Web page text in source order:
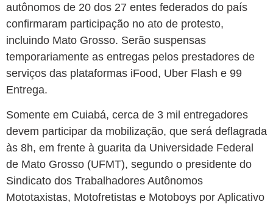
autônomos de 20 dos 27 entes federados do país
confirmaram participação no ato de protesto,
incluindo Mato Grosso. Serão suspensas
temporariamente as entregas pelos prestadores de
serviços das plataformas iFood, Uber Flash e 99
Entrega.
Somente em Cuiabá, cerca de 3 mil entregadores
devem participar da mobilização, que será deflagrada
às 8h, em frente à guarita da Universidade Federal
de Mato Grosso (UFMT), segundo o presidente do
Sindicato dos Trabalhadores Autônomos
Mototaxistas, Motofretistas e Motoboys por Aplicativo